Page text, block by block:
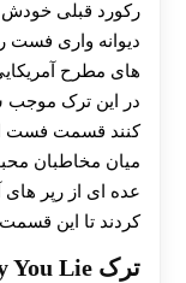
رکورد قبلی خودش
دیوانه واری فست
های مطرح
در این ترک موجب
کنند قسمت فست
میان مخاطبان
عده ای از رپر های
کردند تا این قسمت
ترک Love The Way You Lie امینم و ریانا